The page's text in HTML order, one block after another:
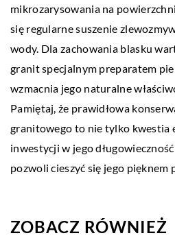
mikrozarysowania na
się regularne suszenie
wody. Dla zachowania blasku
granit specjalnym preparatem
wzmacnia jego naturalne
Pamiętaj, że prawidłowa
granitowego to nie tylko kwestia
inwestycji w jego
pozwoli cieszyć się jego pięknem
ZOBACZ RÓWNIEŻ